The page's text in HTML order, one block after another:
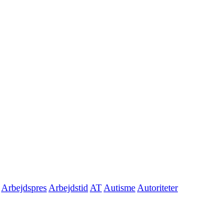
Arbejdspres Arbejdstid AT Autisme Autoriteter